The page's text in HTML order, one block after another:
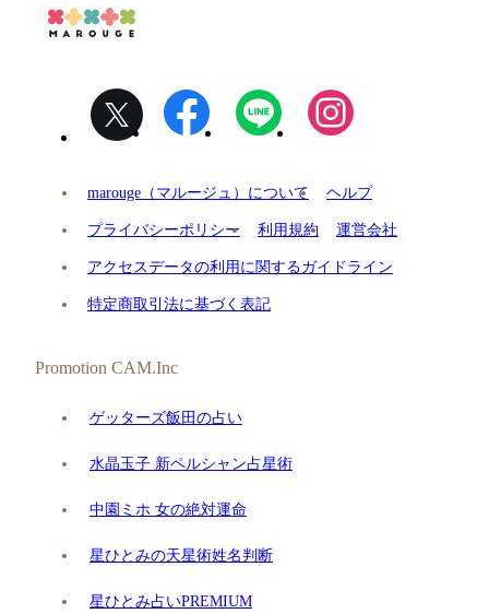
marouge（マルージュ）について ヘルプ
プライバシーポリシー 利用規約 運営会社
アクセスデータの利用に関するガイドライン
特定商取引法に基づく表記
Promotion CAM.Inc
ゲッターズ飯田の占い
水晶玉子 新ペルシャン占星術
中園ミホ 女の絶対運命
星ひとみの天星術姓名判断
星ひとみ占いPREMIUM